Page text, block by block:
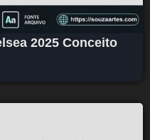
2025 Conceito